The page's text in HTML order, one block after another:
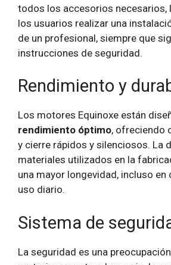
todos los accesorios necesarios,
los usuarios realizar una
de un profesional, siempre que
instrucciones de seguridad.
Rendimiento y
Los motores Equinoxe están
rendimiento óptimo, ofreciendo
y cierre rápidos y silenciosos. La
materiales utilizados en la
una mayor longevidad, incluso
uso diario.
Sistema de
La seguridad es una